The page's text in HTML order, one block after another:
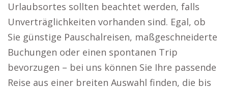
Urlaubsortes sollten beachtet werden, falls
Unverträglichkeiten vorhanden sind. Egal, ob
Sie günstige Pauschalreisen, maßgeschneiderte
Buchungen oder einen spontanen Trip
bevorzugen – bei uns können Sie Ihre passende
Reise aus einer breiten Auswahl finden, die bis